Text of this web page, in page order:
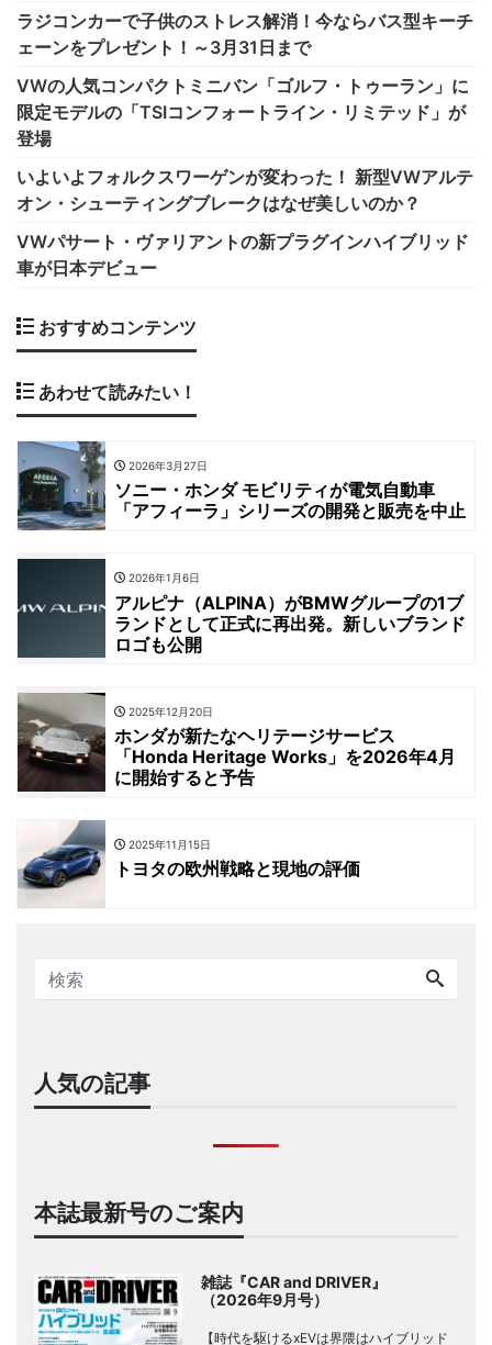
ラジコンカーで子供のストレス解消！今ならバス型キーチ
ェーンをプレゼント！～3月31日まで
VWの人気コンパクトミニバン「ゴルフ・トゥーラン」に
限定モデルの「TSIコンフォートライン・リミテッド」が
登場
いよいよフォルクスワーゲンが変わった！ 新型VWアルテ
オン・シューティングブレークはなぜ美しいのか？
VWパサート・ヴァリアントの新プラグインハイブリッド
車が日本デビュー
おすすめコンテンツ
あわせて読みたい！
2026年3月27日
ソニー・ホンダ モビリティが電気自動車
「アフィーラ」シリーズの開発と販売を中止
2026年1月6日
アルピナ（ALPINA）がBMWグループの1ブ
ランドとして正式に再出発。新しいブランド
ロゴも公開
2025年12月20日
ホンダが新たなヘリテージサービス
「Honda Heritage Works」を2026年4月
に開始すると予告
2025年11月15日
トヨタの欧州戦略と現地の評価
人気の記事
本誌最新号のご案内
雑誌『CAR and DRIVER』
（2026年9月号）
【時代を駆けるxEVは界隈はハイブリッド